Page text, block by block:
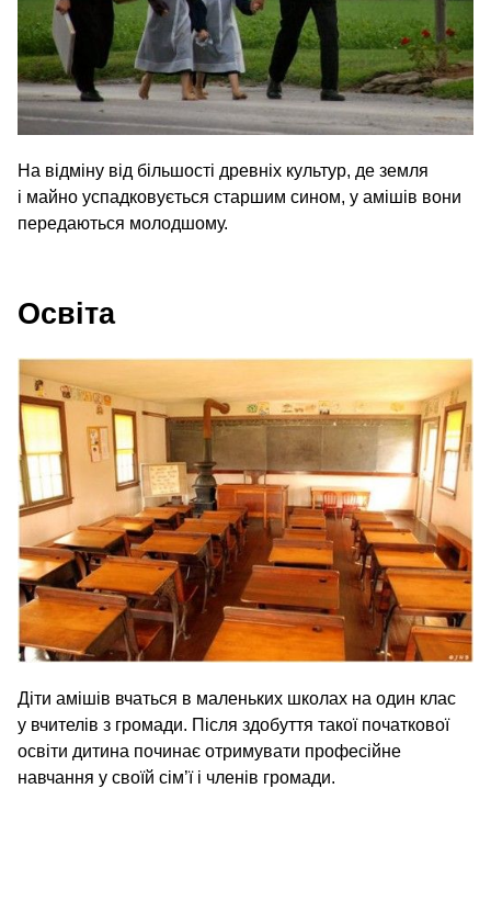
На відміну від більшості древніх культур, де земля
і майно успадковується старшим сином, у амішів вони
передаються молодшому.
Освіта
Діти амішів вчаться в маленьких школах на один клас
у вчителів з громади. Після здобуття такої початкової
освіти дитина починає отримувати професійне
навчання у своїй сім’ї і членів громади.